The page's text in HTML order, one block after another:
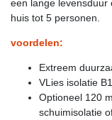
een lange levensduur
huis tot 5 personen.
voordelen:
Extreem
VLies isolatie
Optioneel 120
schuimisolatie